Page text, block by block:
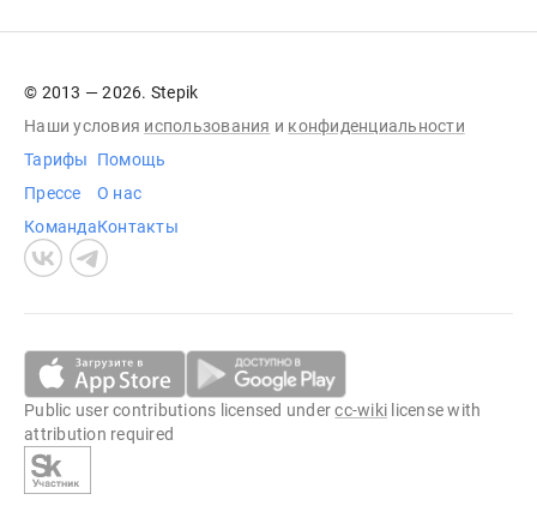
© 2013 — 2026. Stepik
Наши условия использования и конфиденциальности
Тарифы
Прессе
Команда
Помощь
О нас
Контакты
Public user contributions licensed undercc-wiki license with
attribution required